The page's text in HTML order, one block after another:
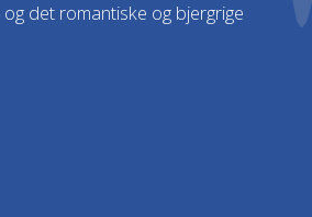
det romantiske og bjergrige